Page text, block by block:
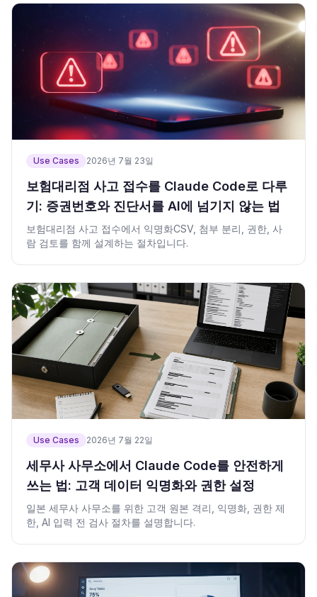
Use Cases 2026년 7월 23일
보험대리점 사고 접수를 Claude Code로 다루
기: 증권번호와 진단서를 AI에 넘기지 않는 법
보험대리점 사고 접수에서 익명화CSV, 첨부 분리, 권한, 사
람 검토를 함께 설계하는 절차입니다.
Use Cases 2026년 7월 22일
세무사 사무소에서 Claude Code를 안전하게
쓰는 법: 고객 데이터 익명화와 권한 설정
일본 세무사 사무소를 위한 고객 원본 격리, 익명화, 권한 제
한, AI 입력 전 검사 절차를 설명합니다.